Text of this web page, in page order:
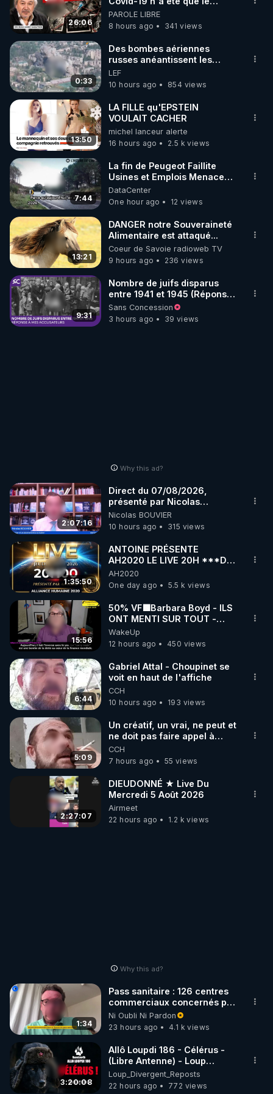
Rendez-vous sur http://rgnr.li/lechoubrave
code : REGENERE10
▶ 30 jours gratuit sur l’application de méditation et
de bien-être ENVOL :
Rendez-vous sur https://www.envol.app/code
le code : REGENERE
26:06
début - L'ARN messager
jusqu où ira-t-il ?
PAROLE LIBRE
8 hours ago
341 views
0:33
Des bombes aériennes
russes anéantissent les
centres de contrôle de
drones de 3 brigades
ukrainienne
LEF
10 hours ago
854 views
13:50
LA FILLE qu'EPSTEIN
VOULAIT CACHER
michel lanceur alerte
16 hours ago
2.5 k views
7:44
La fin de Peugeot Faillite
Usines et Emplois Menacees
- L'heure de l'auto
DataCenter
One hour ago
12 views
13:21
DANGER notre Souveraineté
Alimentaire est attaqué...
Coeur de Savoie radioweb TV
9 hours ago
236 views
9:31
Nombre de juifs disparus
entre 1941 et 1945 (Réponse
à mes accusateurs)
Sans Concession
3 hours ago
39 views
Why this ad?
2:07:16
Direct du 07/08/2026,
présenté par Nicolas
BOUVIER
Nicolas BOUVIER
10 hours ago
315 views
1:35:50
ANTOINE PRÉSENTE
AH2020 LE LIVE 20H ***DU
06/08/2026***
AH2020
One day ago
5.5 k views
15:56
50% VF🟩Barbara Boyd - ILS
ONT MENTI SUR TOUT -
Jocelyne Traduction
WakeUp
12 hours ago
450 views
6:44
Gabriel Attal - Choupinet se
voit en haut de l'affiche
CCH
10 hours ago
193 views
5:09
Un créatif, un vrai, ne peut et
ne doit pas faire appel à
l'intelligence artificielle
CCH
7 hours ago
55 views
2:27:07
DIEUDONNÉ ★ Live Du
Mercredi 5 Août 2026
Airmeet
22 hours ago
1.2 k views
Why this ad?
1:34
Pass sanitaire : 126 centres
commerciaux concernés par
l'obligation dans toute la
France
Ni Oubli Ni Pardon
23 hours ago
4.1 k views
3:20:08
Allô Loupdi 186 - Célérus -
(Libre Antenne) - Loup
Divergent 2026.08.06
Loup_Divergent_Reposts
22 hours ago
772 views